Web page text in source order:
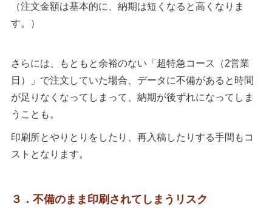
（注文金額は基本的に、納期は短くなると高くなりま
す。）
さらには、もともと余裕のない「超特急コース（2営業
日）」で注文していた場合、データに不備があると時間
が足りなくなってしまって、納期が後ずれになってしま
うことも。
印刷所とやりとりをしたり、再入稿したりする手間もコ
ストとなります。
３．不備のまま印刷されてしまうリスク